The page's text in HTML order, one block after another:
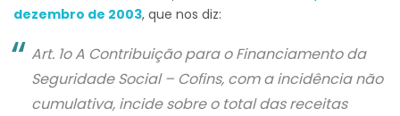
dezembro de 2003, que nos diz:
Art. 1o A Contribuição para o Financiamento da
Seguridade Social – Cofins, com a incidência não
cumulativa, incide sobre o total das receitas